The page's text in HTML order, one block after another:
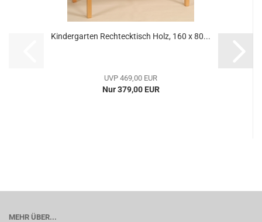
Kindergarten Rechtecktisch Holz, 160 x 80...
UVP 469,00 EUR
Nur 379,00 EUR
MEHR ÜBER...